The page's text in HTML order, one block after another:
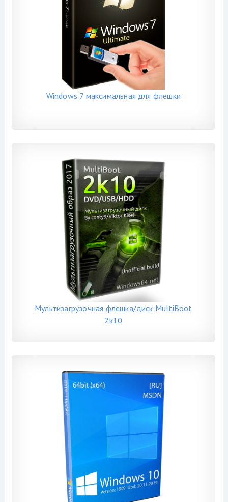
Windows 7 максимальная для флешки
Мультизагрузочная флешка/диск MultiBoot
2k10